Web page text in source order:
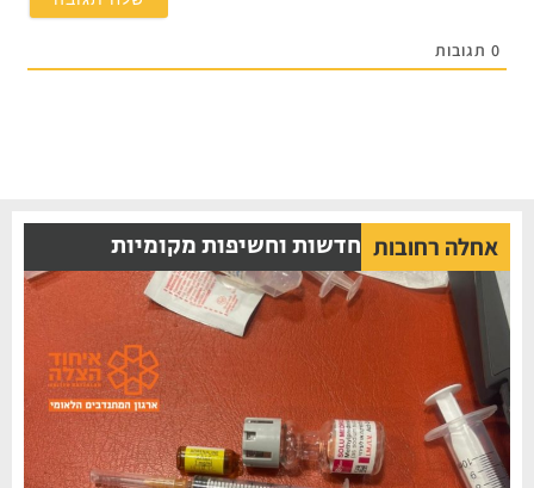
תגובות
אחלה רחובות חדשות וחשיפות מקומיות